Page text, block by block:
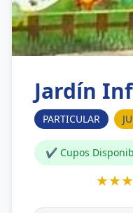
Jardín
PARTICULAR
✔ Cupos